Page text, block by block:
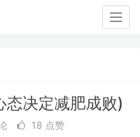
态决定减肥成败)
18 点赞